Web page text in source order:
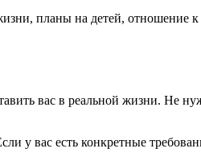
планы на детей, отношение к
вас в реальной жизни. Не
у вас есть конкретные